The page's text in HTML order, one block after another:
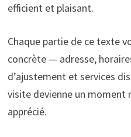
efficient et plaisant.
Chaque partie de ce texte
concrète — adresse,
d’ajustement et services
visite devienne un moment
apprécié.